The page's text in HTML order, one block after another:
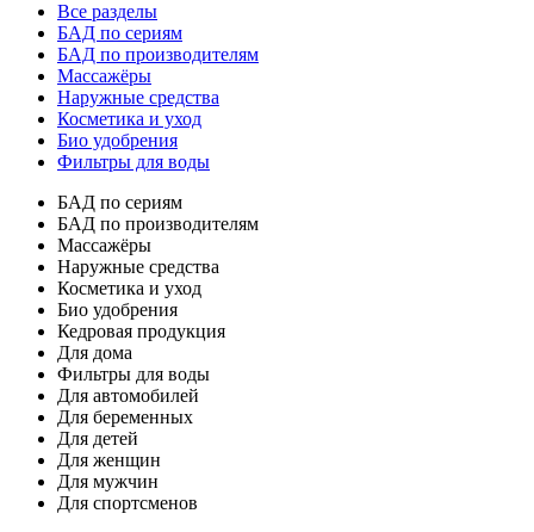
Все разделы
БАД по сериям
БАД по производителям
Массажёры
Наружные средства
Косметика и уход
Био удобрения
Фильтры для воды
БАД по сериям
БАД по производителям
Массажёры
Наружные средства
Косметика и уход
Био удобрения
Кедровая продукция
Для дома
Фильтры для воды
Для автомобилей
Для беременных
Для детей
Для женщин
Для мужчин
Для спортсменов